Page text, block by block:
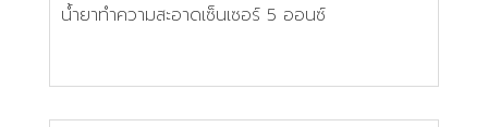
น้ำยาทำความสะอาดเซ็นเซอร์ 5 ออนซ์